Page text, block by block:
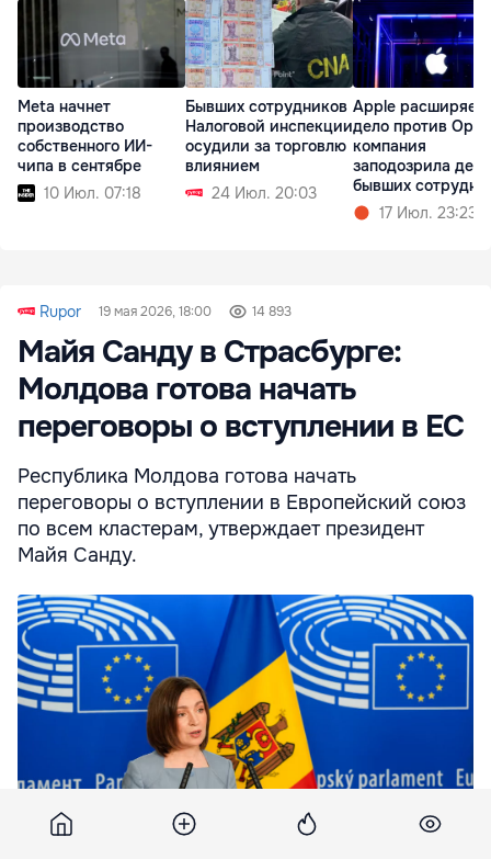
Meta начнет
производство
собственного ИИ-
чипа в сентябре
10 Июл. 07:18
Бывших сотрудников
Налоговой инспекции
осудили за торговлю
влиянием
24 Июл. 20:03
Apple расширяет
дело против
компания
заподозрила
бывших
17 Июл. 23:23
Rupor 19 мая 2026, 18:00 14 893
Майя Санду в Страсбурге:
Молдова готова начать
переговоры о вступлении в ЕС
Республика Молдова готова начать
переговоры о вступлении в Европейский союз
по всем кластерам, утверждает президент
Майя Санду.